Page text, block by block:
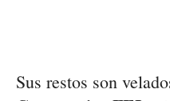
Sus restos son